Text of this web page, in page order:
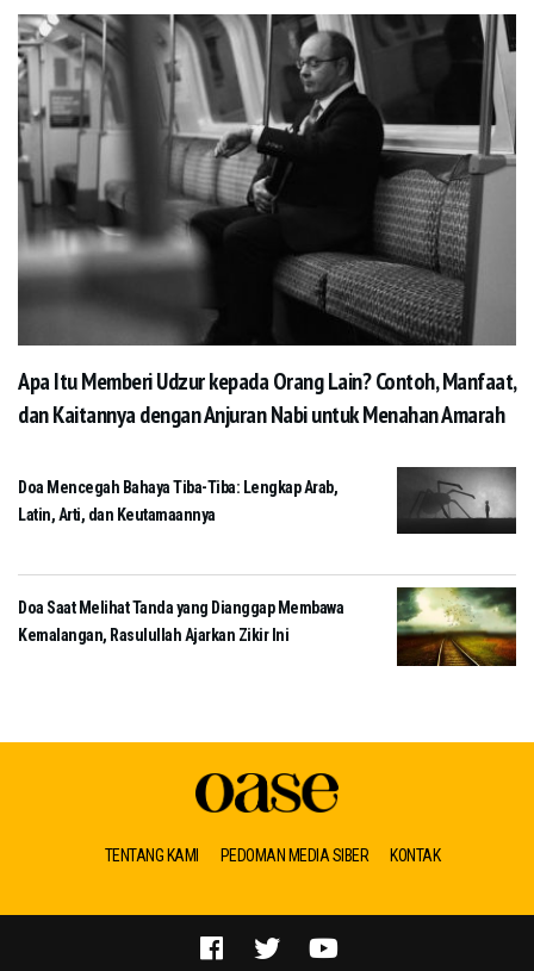
Apa Itu Memberi Udzur kepada Orang Lain? Contoh, Manfaat,
dan Kaitannya dengan Anjuran Nabi untuk Menahan Amarah
Doa Mencegah Bahaya Tiba-Tiba: Lengkap Arab,
Latin, Arti, dan Keutamaannya
Doa Saat Melihat Tanda yang Dianggap Membawa
Kemalangan, Rasulullah Ajarkan Zikir Ini
TENTANG KAMI PEDOMAN MEDIA SIBER KONTAK